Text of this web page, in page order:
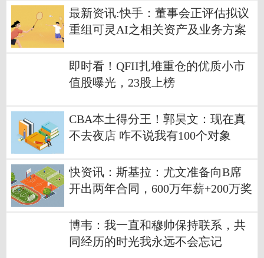
最新资讯:快手：董事会正评估拟议
重组可灵AI之相关资产及业务方案
即时看！QFII扎堆重仓的优质小市
值股曝光，23股上榜
CBA本土得分王！郭昊文：现在真
不去夜店 咋不说我有100个对象
快资讯：斯基拉：尤文准备向B席
开出两年合同，600万年薪+200万奖
博韦：我一直和穆帅保持联系，共
同经历的时光我永远不会忘记